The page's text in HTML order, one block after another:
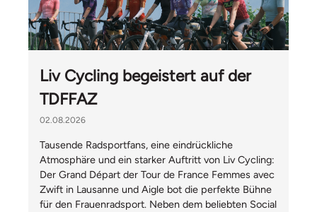
Liv Cycling begeistert auf der
TDFFAZ
02.08.2026
Tausende Radsportfans, eine eindrückliche
Atmosphäre und ein starker Auftritt von Liv Cycling:
Der Grand Départ der Tour de France Femmes avec
Zwift in Lausanne und Aigle bot die perfekte Bühne
für den Frauenradsport. Neben dem beliebten Social